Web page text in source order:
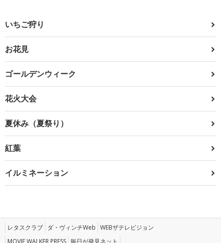
いちご狩り
お花見
ゴールデンウィーク
花火大会
夏休み（夏祭り）
紅葉
イルミネーション
レタスクラブ ダ・ヴィンチWeb WEBザテレビジョン
MOVIE WALKER PRESS 毎日が発見ネット